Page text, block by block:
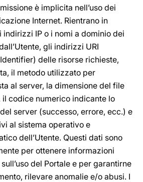
è implicita nell’uso dei
Internet. Rientrano in
IP o i nomi a dominio dei
gli indirizzi URI
delle risorse richieste,
il metodo utilizzato per
al server, la dimensione del file
il codice numerico indicante lo
server (successo, errore, ecc.) e
al sistema operativo e
dell’Utente. Questi dati sono
per ottenere informazioni
del Portale e per garantirne
rilevare anomalie e/o abusi. I